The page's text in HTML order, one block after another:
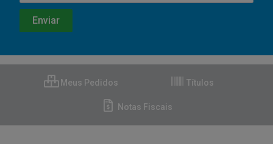
Meus Pedidos Títulos
Notas Fiscais